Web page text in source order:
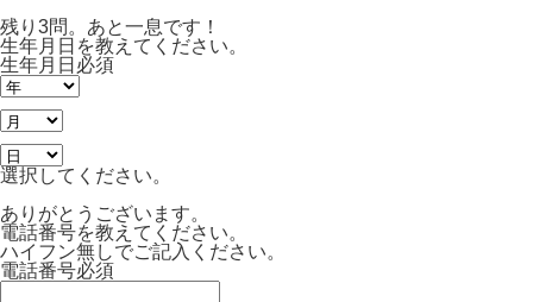
残り3問。あと一息です！
生年月日を教えてください。
生年月日 必須
選択してください。
ありがとうございます。
電話番号を教えてください。
ハイフン無しでご記入ください。
電話番号必須